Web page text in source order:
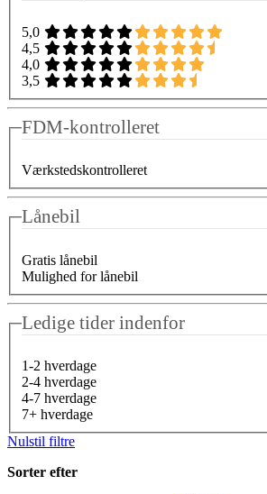
5,0
4,5
4,0
3,5
FDM-kontrolleret
Værkstedskontrolleret
Lånebil
Gratis lånebil
Mulighed for lånebil
Ledige tider indenfor
1-2 hverdage
2-4 hverdage
4-7 hverdage
7+ hverdage
Nulstil filtre
Sorter efter